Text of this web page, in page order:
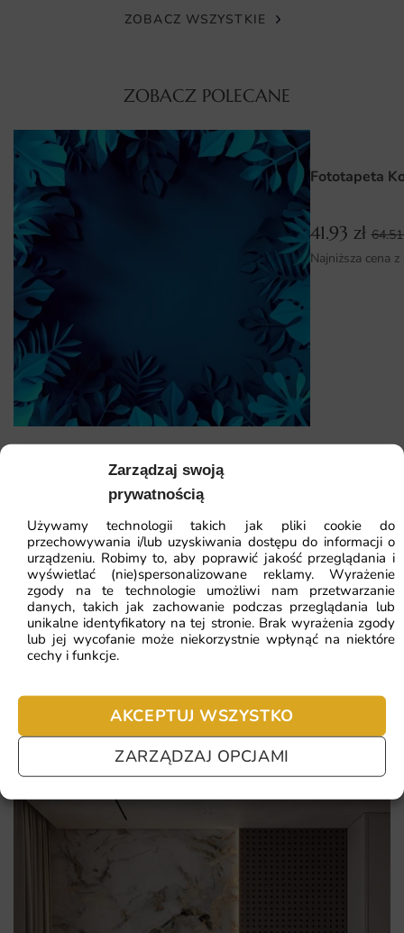
Zarządzaj swoją
prywatnością
Używamy technologii takich jak pliki cookie do
przechowywania i/lub uzyskiwania dostępu do informacji o
urządzeniu. Robimy to, aby poprawić jakość przeglądania i
wyświetlać (nie)spersonalizowane reklamy. Wyrażenie
zgody na te technologie umożliwi nam przetwarzanie
danych, takich jak zachowanie podczas przeglądania lub
unikalne identyfikatory na tej stronie. Brak wyrażenia zgody
lub jej wycofanie może niekorzystnie wpłynąć na niektóre
cechy i funkcje.
AKCEPTUJ WSZYSTKO
ZARZĄDZAJ OPCJAMI
strukturach tynku czy płótna — każdy odporny na
Wymiary na miarę i łatwy montaż
Fototapetę Kompozycja 3D produkujemy na wymiar —
wystarczy podać szerokość i wysokość ściany, a wzór
dopasowujemy bez utraty proporcji. Dzięki temu
kompozycja idealnie wpisuje się w każdy format ściany.
Montaż jest prosty i nie wymaga ekipy — wystarczy klej
do fototapet i kilka godzin pracy. Oferujemy także
instrukcję krok po kroku, która prowadzi przez cały proces.
Dlaczego warto wybrać tę fototapetę
Fototapeta Kompozycja 3D to nie tylko ozdoba ściany, ale
i sposób na zbudowanie wyjątkowej atmosfery wnętrza.
Wybierając ten wzór, stawiasz na autorski design, trwałą
jakość druku i pełną elastyczność wymiarów.
Sprawdź, co konkretnie wyróżnia tę propozycję:
nowoczesna, designerska estetyka 3D
wzór otwierający ścianę na trzeci wymiar
precyzyjna gra światła i cienia
ZOBACZ WSZYSTKIE
ZOBACZ POLECANE
Najniższa cena z 30 dni:41.93zł
Fototapeta
41.93 zł
Najniższa cena
ZOBACZ WSZYSTKIE
Najczęściej zadawane pytania
Pomagamy i doradzamy przy każdym zakupie. Ale jeżeli
nie chcesz czekać – sprawdź najczęściej zadawane pytania.